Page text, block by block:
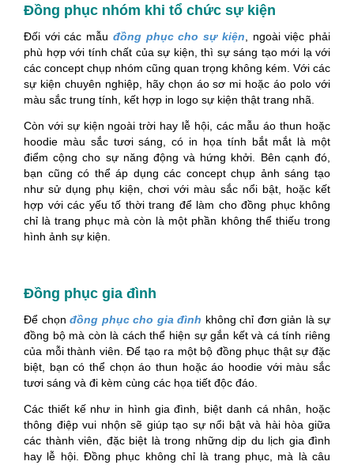
Đồng phục nhóm khi tổ chức sự kiện
Đối với các mẫu đồng phục cho sự kiện , ngoài việc phải
phù hợp với tính chất của sự kiện, thì sự sáng tạo mới lạ với
các concept chụp nhóm cũng quan trọng không kém. Với các
sự kiện chuyên nghiệp, hãy chọn áo sơ mi hoặc áo polo với
màu sắc trung tính, kết hợp in logo sự kiện thật trang nhã.
Còn với sự kiện ngoài trời hay lễ hội, các mẫu áo thun hoặc
hoodie màu sắc tươi sáng, có in họa tính bắt mắt là một
điểm cộng cho sự năng động và hứng khởi. Bên cạnh đó,
bạn cũng có thể áp dụng các concept chụp ảnh sáng tạo
như sử dụng phụ kiện, chơi với màu sắc nổi bật, hoặc kết
hợp với các yếu tố thời trang để làm cho đồng phục không
chỉ là trang phục mà còn là một phần không thể thiếu trong
hình ảnh sự kiện.
Đồng phục gia đình
Để chọn đồng phục cho gia đình không chỉ đơn giản là sự
đồng bộ mà còn là cách thể hiện sự gắn kết và cá tính riêng
của mỗi thành viên. Để tạo ra một bộ đồng phục thật sự đặc
biệt, bạn có thể chọn áo thun hoặc áo hoodie với màu sắc
tươi sáng và đi kèm cùng các họa tiết độc đáo.
Các thiết kế như in hình gia đình, biệt danh cá nhân, hoặc
thông điệp vui nhộn sẽ giúp tạo sự nổi bật và hài hòa giữa
các thành viên, đặc biệt là trong những dịp du lịch gia đình
hay lễ hội. Đồng phục không chỉ là trang phục, mà là câu